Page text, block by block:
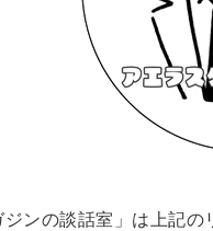
ジンの談話室」は上記の